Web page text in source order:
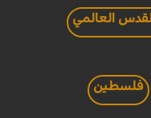
العالمي
فلسطين